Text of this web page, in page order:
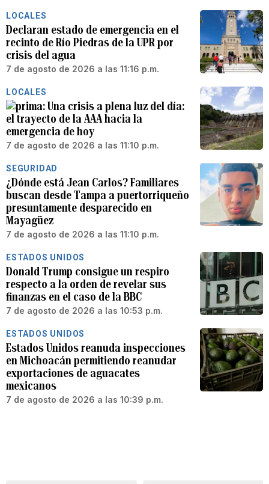
LOCALES
Declaran estado de emergencia en el
recinto de Río Piedras de la UPR por
crisis del agua
7 de agosto de 2026 a las 11:16 p.m.
LOCALES
Una crisis a plena luz del día:
el trayecto de la AAA hacia la
emergencia de hoy
7 de agosto de 2026 a las 11:10 p.m.
SEGURIDAD
¿Dónde está Jean Carlos? Familiares
buscan desde Tampa a puertorriqueño
presuntamente desparecido en
Mayagüez
7 de agosto de 2026 a las 11:10 p.m.
ESTADOS UNIDOS
Donald Trump consigue un respiro
respecto a la orden de revelar sus
finanzas en el caso de la BBC
7 de agosto de 2026 a las 10:53 p.m.
ESTADOS UNIDOS
Estados Unidos reanuda inspecciones
en Michoacán permitiendo reanudar
exportaciones de aguacates
mexicanos
7 de agosto de 2026 a las 10:39 p.m.